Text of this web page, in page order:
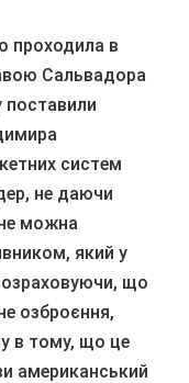
проходила в
Сальвадора
поставили
систем
не даючи
можна
який у
що
озброєння,
в тому, що це
американський